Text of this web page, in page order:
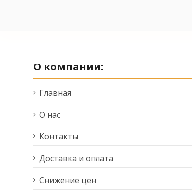
О компании:
Главная
О нас
Контакты
Доставка и оплата
Снижение цен